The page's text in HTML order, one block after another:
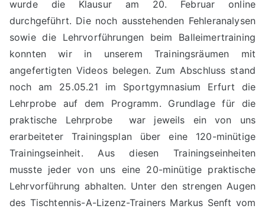
wurde die Klausur am 20. Februar online
durchgeführt. Die noch ausstehenden Fehleranalysen
sowie die Lehrvorführungen beim Balleimertraining
konnten wir in unserem Trainingsräumen mit
angefertigten Videos belegen. Zum Abschluss stand
noch am 25.05.21 im Sportgymnasium Erfurt die
Lehrprobe auf dem Programm. Grundlage für die
praktische Lehrprobe war jeweils ein von uns
erarbeiteter Trainingsplan über eine 120-minütige
Trainingseinheit. Aus diesen Trainingseinheiten
musste jeder von uns eine 20-minütige praktische
Lehrvorführung abhalten. Unter den strengen Augen
des Tischtennis-A-Lizenz-Trainers Markus Senft vom